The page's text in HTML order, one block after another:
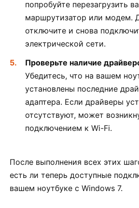
попробуйте перезагрузить
маршрутизатор или модем.
отключите и снова
электрической сети.
Проверьте наличие
Убедитесь, что на вашем
установлены последние
адаптера. Если драйверы
отсутствуют, может
подключением к Wi-Fi.
После выполнения всех этих
есть ли теперь доступные
вашем ноутбуке с Windows 7.